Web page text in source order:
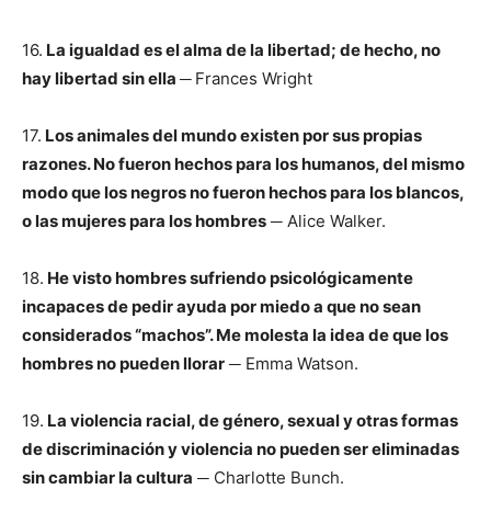
16. La igualdad es el alma de la libertad; de hecho, no
hay libertad sin ella ─ Frances Wright
17. Los animales del mundo existen por sus propias
razones. No fueron hechos para los humanos, del mismo
modo que los negros no fueron hechos para los blancos,
o las mujeres para los hombres ─ Alice Walker.
18. He visto hombres sufriendo psicológicamente
incapaces de pedir ayuda por miedo a que no sean
considerados “machos”. Me molesta la idea de que los
hombres no pueden llorar ─ Emma Watson.
19. La violencia racial, de género, sexual y otras formas
de discriminación y violencia no pueden ser eliminadas
sin cambiar la cultura ─ Charlotte Bunch.